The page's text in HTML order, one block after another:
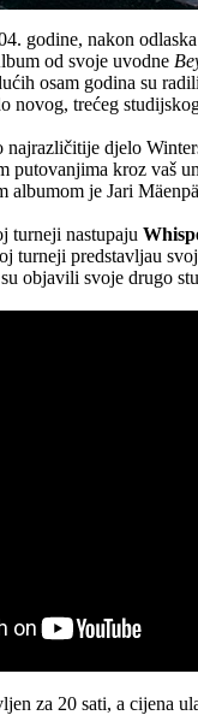
godine, nakon
od svoje uvodne
osam godina su
novog, trećeg
djelo
putovanjima kroz vaš
albumom je Jari
turneji nastupaju
turneji predstavljau
objavili svoje drugo
za 20 sati, a cijena